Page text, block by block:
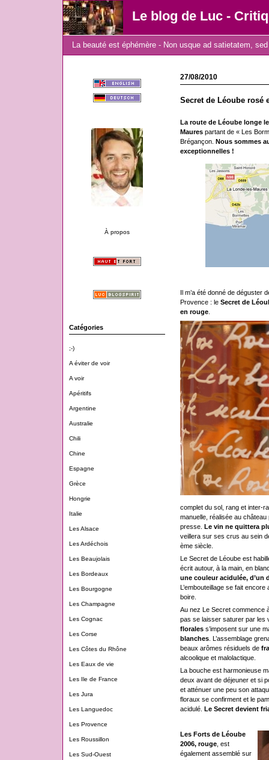
Le blog de Luc -
La beauté est éphémère - Non usque ad satietatem,
À propos
Catégories
;-)
A éviter de voir
A voir
Apéritifs
Argentine
Australie
Chili
Chine
Espagne
Grèce
Hongrie
Italie
Les Alsace
Les Ardéchois
Les Beaujolais
Les Bordeaux
Les Bourgogne
Les Champagne
Les Cognac
Les Corse
Les Côtes du Rhône
Les Eaux de vie
Les Ile de France
Les Jura
Les Languedoc
Les Provence
Les Roussillon
Les Sud-Ouest
27/08/2010
Secret de Léoube rosé
La route de Léoube longe
Maures partant de « Les
Brégançon. Nous sommes
exceptionnelles !
Il m’a été donné de déguster
Provence : le Secret de
en rouge.
complet du sol, rang et inter-
manuelle, réalisée au
presse. Le vin ne quittera
veillera sur ses crus au sein
ème siècle.
Le Secret de Léoube est
écrit autour, à la main, en
une couleur acidulée, d’un
L’embouteillage se fait
boire.
Au nez Le Secret commence
pas se laisser saturer par les
floraless’imposent sur une
blanches. L’assemblage
beaux arômes résiduels de
alcoolique et malolactique.
La bouche est harmonieuse
deux avant de déjeuner et si
et atténuer une peu son
floraux se confirment et le
acidulé. Le Secret devient
Les Forts de Léoube
2006, rouge, est
également assemblé sur